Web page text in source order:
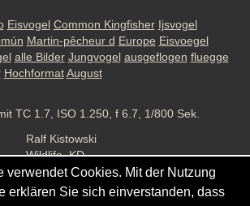
Eisvogel Common Kingfisher Ijsvogel
Martin-pêcheur d Europe Eisvoegel
alle Bilder Jungvogel ausgeflogen fluegge
Hochformat August
TC 1.7, ISO 1.250, f 6.7, 1/800 Sek.
Ralf Kistowski
Wildlife, KD
806
verwendet Cookies. Mit der Nutzung
erklären Sie sich einverstanden, dass